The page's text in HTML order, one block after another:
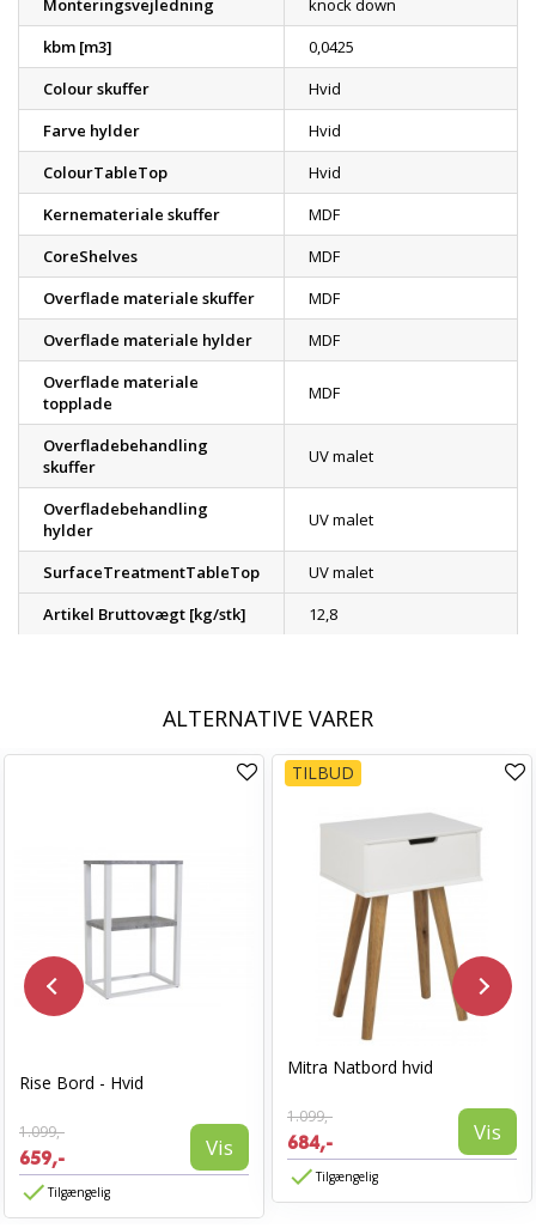
Monteringsvejledning
knock down
kbm [m3]
0,0425
Colour skuffer
Hvid
Farve hylder
Hvid
ColourTableTop
Hvid
Kernemateriale skuffer
MDF
CoreShelves
MDF
Overflade materiale skuffer
MDF
Overflade materiale hylder
MDF
Overflade materiale
topplade
MDF
Overfladebehandling
skuffer
UV malet
Overfladebehandling
hylder
UV malet
SurfaceTreatmentTableTop
UV malet
Artikel Bruttovægt [kg/stk]
12,8
ALTERNATIVE VARER
Rise Bord - Hvid
1.099,-
659,- Vis
Tilgængelig
TILBUD
Mitra Natbord hvid
1.099,-
684,- Vis
Tilgængelig